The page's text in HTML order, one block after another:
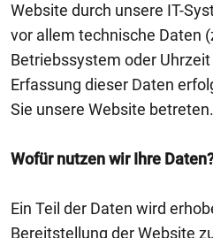
Website durch unsere IT-
vor allem technische Daten
Betriebssystem oder
Erfassung dieser Daten
Sie unsere Website betreten.
Wofür nutzen wir Ihre
Ein Teil der Daten wird
Bereitstellung der Website